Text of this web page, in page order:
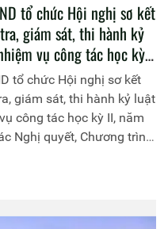
tổ chức Hội nghị sơ kết
giám sát, thi hành kỷ
vụ công tác học kỳ
triệt các Nghị quyết,
ủy Công an Trung
tổ chức Hội nghị sơ kết
giám sát, thi hành kỷ luật
công tác học kỳ II, năm
Nghị quyết, Chương trình